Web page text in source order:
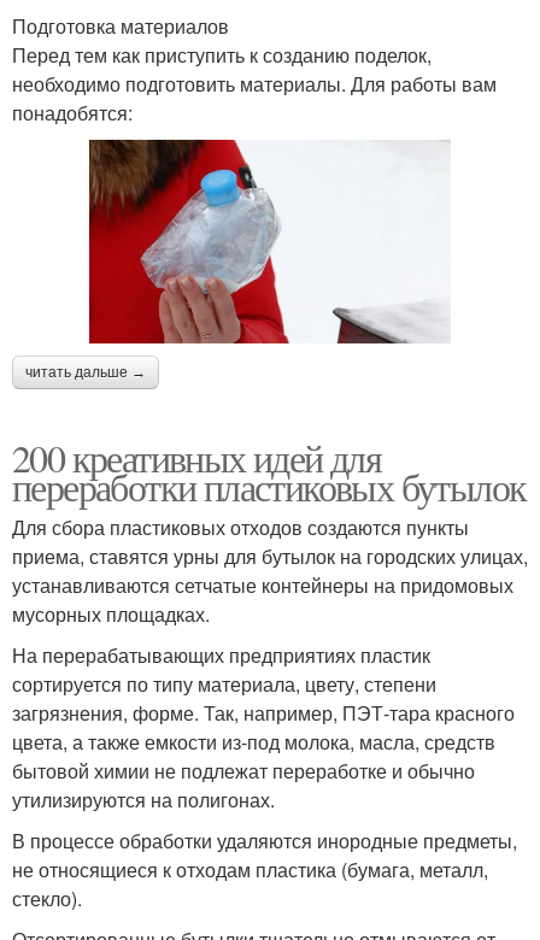
Подготовка материалов
Перед тем как приступить к созданию поделок,
необходимо подготовить материалы. Для работы вам
понадобятся:
читать дальше →
200 креативных идей для
переработки пластиковых бутылок
Для сбора пластиковых отходов создаются пункты
приема, ставятся урны для бутылок на городских улицах,
устанавливаются сетчатые контейнеры на придомовых
мусорных площадках.
На перерабатывающих предприятиях пластик
сортируется по типу материала, цвету, степени
загрязнения, форме. Так, например, ПЭТ-тара красного
цвета, а также емкости из-под молока, масла, средств
бытовой химии не подлежат переработке и обычно
утилизируются на полигонах.
В процессе обработки удаляются инородные предметы,
не относящиеся к отходам пластика (бумага, металл,
стекло).